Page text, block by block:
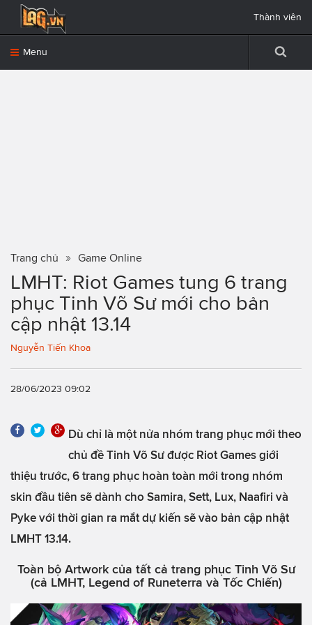
Menu
Thành viên
Trang chủ Game Online
LMHT: Riot Games tung 6 trang
phục Tinh Võ Sư mới cho bản
cập nhật 13.14
Nguyễn Tiến Khoa
28/06/2023 09:02
Dù chỉ là một nửa nhóm trang phục mới theo
chủ đề Tinh Võ Sư được Riot Games giới
thiệu trước, 6 trang phục hoàn toàn mới trong nhóm
skin đầu tiên sẽ dành cho Samira, Sett, Lux, Naafiri và
Pyke với thời gian ra mắt dự kiến sẽ vào bản cập nhật
LMHT 13.14.
Toàn bộ Artwork của tất cả trang phục Tinh Võ Sư
(cả LMHT, Legend of Runeterra và Tốc Chiến)